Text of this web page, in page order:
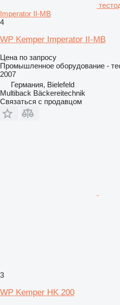
Imperator II-MB
4
WP Kemper Imperator II-MB
Цена по запросу
Промышленное оборудование -
2007
Германия, Bielefeld
Multiback Bäckereitechnik
Связаться с продавцом
3
WP Kemper HK 200